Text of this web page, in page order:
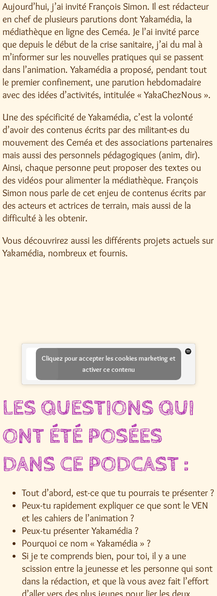
Aujourd’hui, j’ai invité François Simon. Il est rédacteur
en chef de plusieurs parutions dont Yakamédia, la
médiathèque en ligne des Ceméa. Je l’ai invité parce
que depuis le début de la crise sanitaire, j’ai du mal à
m’informer sur les nouvelles pratiques qui se passent
dans l’animation. Yakamédia a proposé, pendant tout
le premier confinement, une parution hebdomadaire
avec des idées d’activités, intitulée « YakaChezNous ».
Une des spécificité de Yakamédia, c’est la volonté
d’avoir des contenus écrits par des militant·es du
mouvement des Ceméa et des associations partenaires
mais aussi des personnels pédagogiques (anim, dir).
Ainsi, chaque personne peut proposer des textes ou
des vidéos pour alimenter la médiathèque. François
Simon nous parle de cet enjeu de contenus écrits par
des acteurs et actrices de terrain, mais aussi de la
difficulté à les obtenir.
Vous découvrirez aussi les différents projets actuels sur
Yakamédia, nombreux et fournis.
Cliquez pour accepter les cookies marketing et
activer ce contenu
LES QUESTIONS QUI
ONT ÉTÉ POSÉES
DANS CE PODCAST :
Tout d’abord, est-ce que tu pourrais te présenter ?
Peux-tu rapidement expliquer ce que sont le VEN
et les cahiers de l’animation ?
Peux-tu présenter Yakamédia ?
Pourquoi ce nom « Yakamédia » ?
Si je te comprends bien, pour toi, il y a une
scission entre la jeunesse et les personne qui sont
dans la rédaction, et que là vous avez fait l’effort
d’aller vers des plus jeunes pour lier les deux